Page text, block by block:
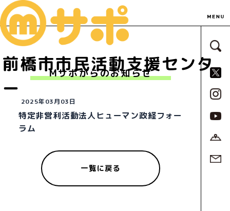
前橋市市民活動支援センタ
ー
サ
Mサポからのお知らせ
2025年03月03日
特定非営利活動法人ヒューマン政経フォー
ラム
一覧に戻る